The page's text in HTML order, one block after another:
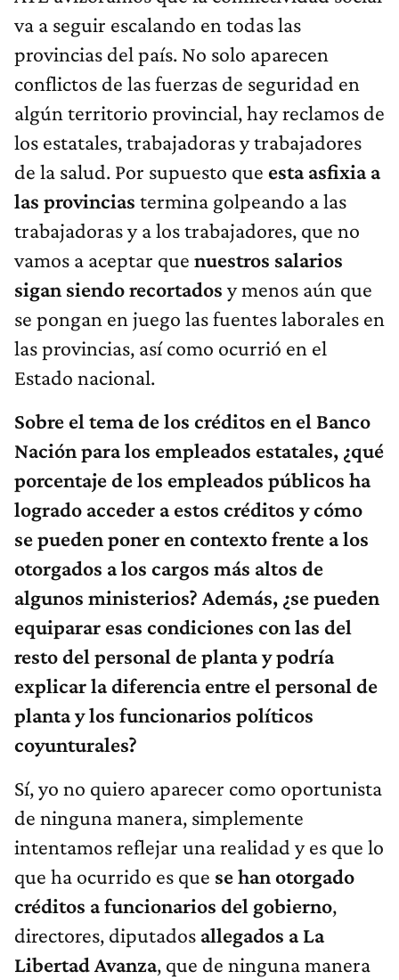
va a seguir escalando en todas las
provincias del país. No solo aparecen
conflictos de las fuerzas de seguridad en
algún territorio provincial, hay reclamos de
los estatales, trabajadoras y trabajadores
de la salud. Por supuesto que esta asfixia a
las provincias termina golpeando a las
trabajadoras y a los trabajadores, que no
vamos a aceptar que nuestros salarios
sigan siendo recortados y menos aún que
se pongan en juego las fuentes laborales en
las provincias, así como ocurrió en el
Estado nacional.
Sobre el tema de los créditos en el Banco
Nación para los empleados estatales, ¿qué
porcentaje de los empleados públicos ha
logrado acceder a estos créditos y cómo
se pueden poner en contexto frente a los
otorgados a los cargos más altos de
algunos ministerios? Además, ¿se pueden
equiparar esas condiciones con las del
resto del personal de planta y podría
explicar la diferencia entre el personal de
planta y los funcionarios políticos
coyunturales?
Sí, yo no quiero aparecer como oportunista
de ninguna manera, simplemente
intentamos reflejar una realidad y es que lo
que ha ocurrido es que se han otorgado
créditos a funcionarios del gobierno,
directores, diputados allegados a La
Libertad Avanza, que de ninguna manera